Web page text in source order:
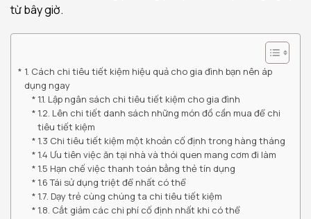
từ bây giờ.
1. Cách chi tiêu tiết kiệm hiệu quả cho gia đình bạn nên áp
dụng ngay
1.1. Lập ngân sách chi tiêu tiết kiệm cho gia đình
1.2. Lên chi tiết danh sách những món đồ cần mua để chi
tiêu tiết kiệm
1.3 Chi tiêu tiết kiệm một khoản cố định trong hàng tháng
1.4 Ưu tiên việc ăn tại nhà và thói quen mang cơm đi làm
1.5 Hạn chế việc thanh toán bằng thẻ tín dụng
1.6 Tái sử dụng triệt để nhất có thể
1.7. Dạy trẻ cùng chúng ta chi tiêu tiết kiệm
1.8. Cắt giảm các chi phí cố định nhất khi có thể